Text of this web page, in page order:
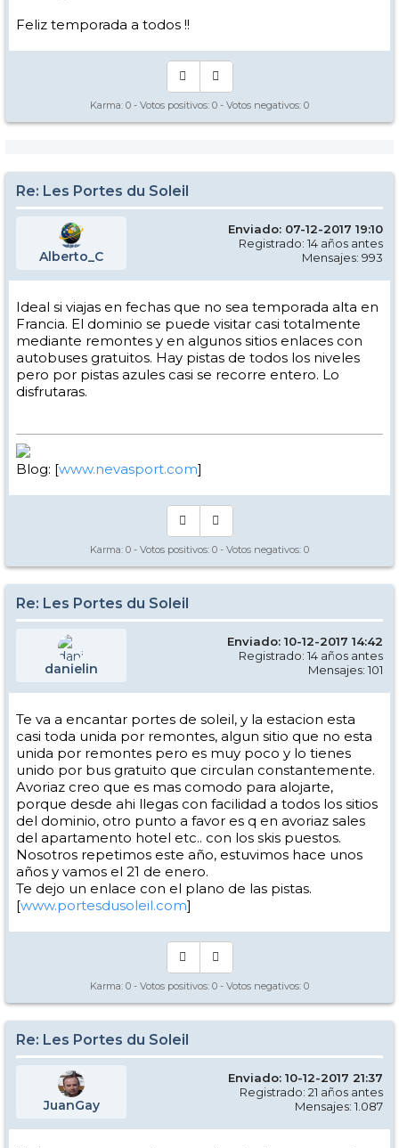
Feliz temporada a todos !!
Karma: 0 - Votos positivos: 0 - Votos negativos: 0
Re: Les Portes du Soleil
Alberto_C
Enviado: 07-12-2017 19:10
Registrado: 14 años antes
Mensajes: 993
Ideal si viajas en fechas que no sea temporada alta en
Francia. El dominio se puede visitar casi totalmente
mediante remontes y en algunos sitios enlaces con
autobuses gratuitos. Hay pistas de todos los niveles
pero por pistas azules casi se recorre entero. Lo
disfrutaras.
Blog: [www.nevasport.com]
Karma: 0 - Votos positivos: 0 - Votos negativos: 0
Re: Les Portes du Soleil
danielin
Enviado: 10-12-2017 14:42
Registrado: 14 años antes
Mensajes: 101
Te va a encantar portes de soleil, y la estacion esta
casi toda unida por remontes, algun sitio que no esta
unida por remontes pero es muy poco y lo tienes
unido por bus gratuito que circulan constantemente.
Avoriaz creo que es mas comodo para alojarte,
porque desde ahi llegas con facilidad a todos los sitios
del dominio, otro punto a favor es q en avoriaz sales
del apartamento hotel etc.. con los skis puestos.
Nosotros repetimos este año, estuvimos hace unos
años y vamos el 21 de enero.
Te dejo un enlace con el plano de las pistas.
[www.portesdusoleil.com]
Karma: 0 - Votos positivos: 0 - Votos negativos: 0
Re: Les Portes du Soleil
JuanGay
Enviado: 10-12-2017 21:37
Registrado: 21 años antes
Mensajes: 1.087